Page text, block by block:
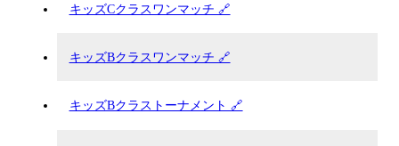
キッズCクラスワンマッチ 🔗
キッズBクラスワンマッチ 🔗
キッズBクラストーナメント 🔗